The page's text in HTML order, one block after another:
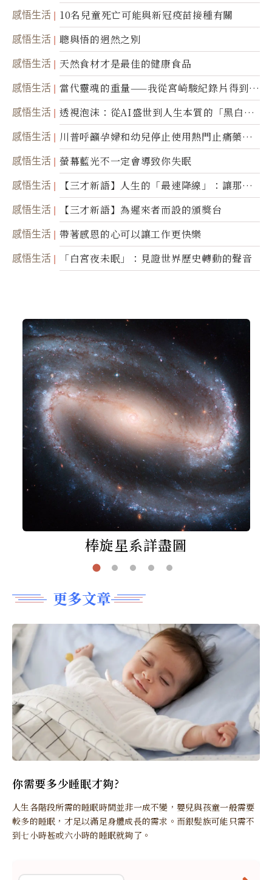
康產業前沿商品
感悟生活 10名兒童死亡可能與新冠疫苗接種有關
感悟生活 聰與悟的迥然之別
感悟生活 天然食材才是最佳的健康食品
感悟生活
當代靈魂的重量——我從宮崎駿紀錄片得到的
省思
感悟生活
透視泡沫：從AI盛世到人生本質的「黑白一
瞬」
感悟生活
川普呼籲孕婦和幼兒停止使用熱門止痛藥泰
諾
感悟生活 螢幕藍光不一定會導致你失眠
感悟生活
【三才新語】人生的「最速降線」：讓那道
光，帶你滑向自己
感悟生活 【三才新語】為遲來者而設的頒獎台
感悟生活 帶著感恩的心可以讓工作更快樂
感悟生活 「白宮夜未眠」：見證世界歷史轉動的聲音
棒旋星系詳盡圖
更多文章
你需要多少睡眠才夠?
人生各階段所需的睡眠時間並非一成不變，嬰兒與孩童一般需要
較多的睡眠，才足以滿足身體成長的需求。而銀髮族可能只需不
到七小時甚或六小時的睡眠就夠了。